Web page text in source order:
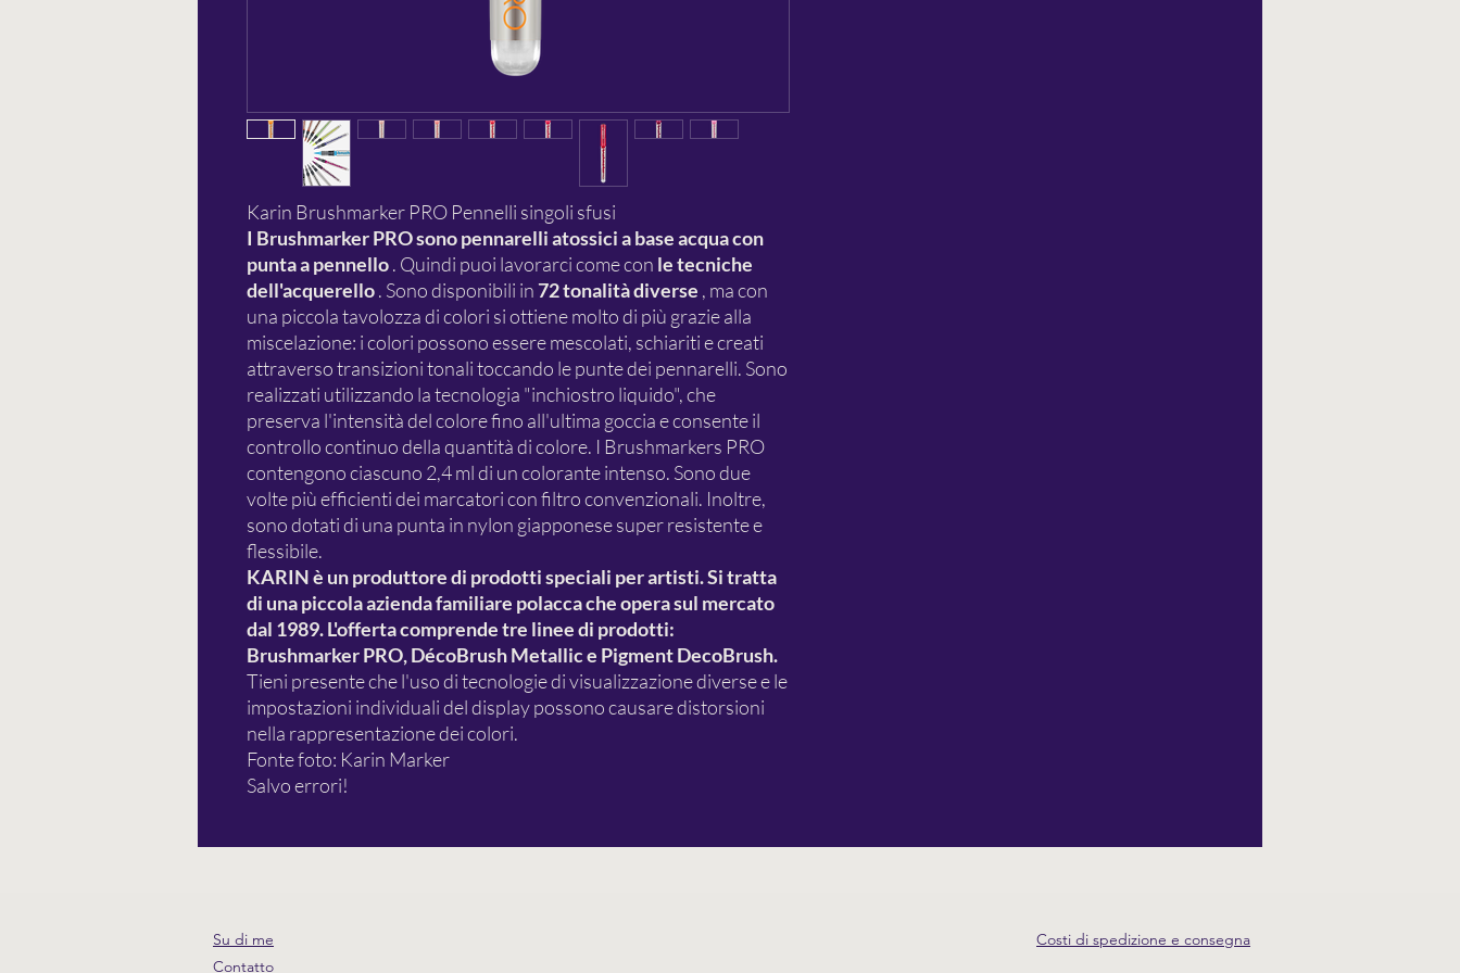
Karin Brushmarker PRO Pennelli singoli sfusi
I Brushmarker PRO sono pennarelli atossici a base acqua con
punta a pennello. Quindi puoi lavorarci come con le tecniche
dell'acquerello. Sono disponibili in72 tonalità diverse , ma con
una piccola tavolozza di colori si ottiene molto di più grazie alla
miscelazione: i colori possono essere mescolati, schiariti e creati
attraverso transizioni tonali toccando le punte dei pennarelli. Sono
realizzati utilizzando la tecnologia "inchiostro liquido", che
preserva l'intensità del colore fino all'ultima goccia e consente il
controllo continuo della quantità di colore. I Brushmarkers PRO
contengono ciascuno 2,4 ml di un colorante intenso. Sono due
volte più efficienti dei marcatori con filtro convenzionali. Inoltre,
sono dotati di una punta in nylon giapponese super resistente e
flessibile.
KARIN è un produttore di prodotti speciali per artisti. Si tratta
di una piccola azienda familiare polacca che opera sul mercato
dal 1989. L'offerta comprende tre linee di prodotti:
Brushmarker PRO, DécoBrush Metallic e Pigment DecoBrush.
Tieni presente che l'uso di tecnologie di visualizzazione diverse e le
impostazioni individuali del display possono causare distorsioni
nella rappresentazione dei colori.
Fonte foto: Karin Marker
Salvo errori!
Su di me
Contatto
Costi di spedizione e consegna